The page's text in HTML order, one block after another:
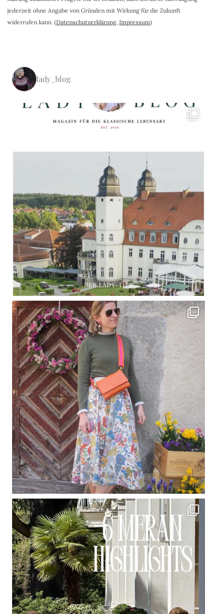
jederzeit ohne Angabe von Gründen mit Wirkung für die Zukunft
widerrufen kann. (Datenschutzerklärung, Impressum)
lady_blog